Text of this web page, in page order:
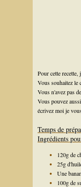
Pour cette
Vous souhaitez le
Vous n'avez pas
Vous pouvez
écrivez moi je
Temps de
Ingrédients
120g de
25g
Une
100g de